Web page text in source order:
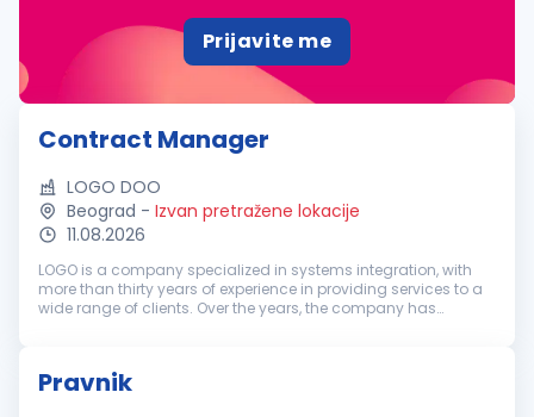
Prijavite me
Contract Manager
LOGO DOO
Beograd - Izvan pretražene lokacije
11.08.2026
LOGO is a company specialized in systems integration, with
more than thirty years of experience in providing services to a
wide range of clients. Over the years, the company has
Pravnik